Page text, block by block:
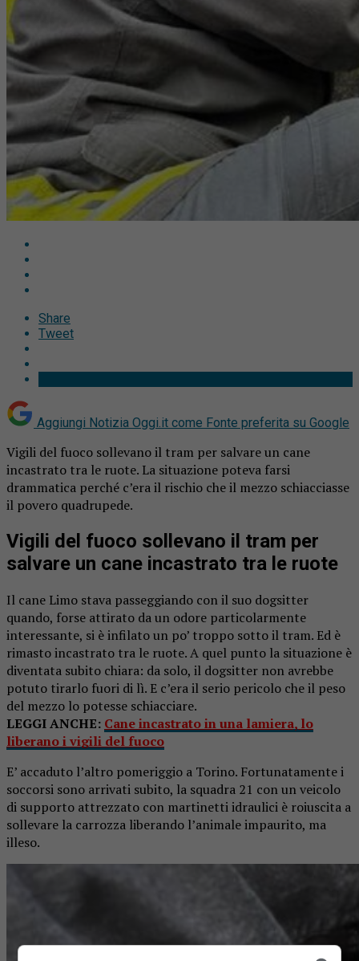
Share
Tweet
Aggiungi Notizia Oggi.it come Fonte preferita su Google
Vigili del fuoco sollevano il tram per salvare un cane
incastrato tra le ruote. La situazione poteva farsi
drammatica perché c’era il rischio che il mezzo schiacciasse
il povero quadrupede.
Vigili del fuoco sollevano il tram per
salvare un cane incastrato tra le ruote
Il cane Limo stava passeggiando con il suo dogsitter
quando, forse attirato da un odore particolarmente
interessante, si è infilato un po’ troppo sotto il tram. Ed è
rimasto incastrato tra le ruote. A quel punto la situazione è
diventata subito chiara: da solo, il dogsitter non avrebbe
potuto tirarlo fuori di lì. E c’era il serio pericolo che il peso
del mezzo lo potesse schiacciare.
LEGGI ANCHE: Cane incastrato in una lamiera, lo
liberano i vigili del fuoco
E’ accaduto l’altro pomeriggio a Torino. Fortunatamente i
soccorsi sono arrivati subito, la squadra 21 con un veicolo
di supporto attrezzato con martinetti idraulici è roiuscita a
sollevare la carrozza liberando l’animale impaurito, ma
illeso.